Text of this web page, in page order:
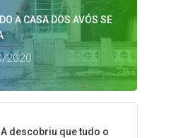
A CASA DOS AVÓS SE
2020
descobriu que tudo o